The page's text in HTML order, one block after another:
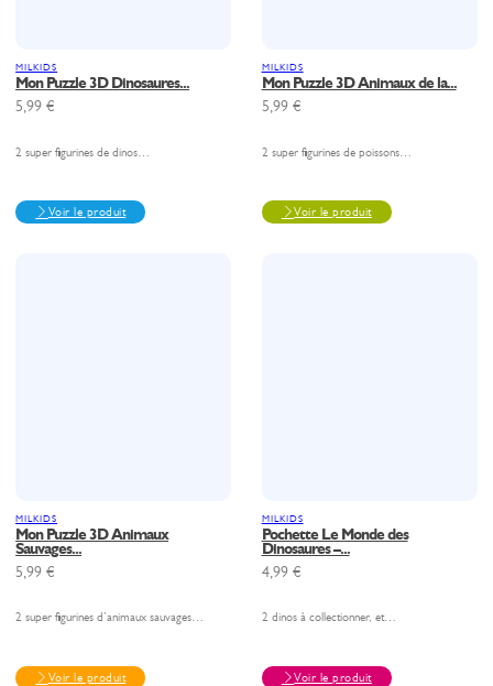
MILKIDS
Mon Puzzle 3D Dinosaures...
5,99€
2 super figurines de dinos…
Voir le produit
MILKIDS
Mon Puzzle 3D Animaux de la...
5,99 €
2 super figurines de poissons…
Voir le produit
MILKIDS
Mon Puzzle 3D Animaux
Sauvages...
5,99€
2 super figurines d’animaux sauvages…
Voir le produit
MILKIDS
Pochette Le Monde des
Dinosaures –...
4,99 €
2 dinos à collectionner, et…
Voir le produit